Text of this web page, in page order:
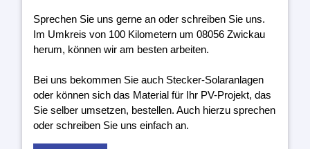
Sprechen Sie uns gerne an oder schreiben Sie uns.
Im Umkreis von 100 Kilometern um 08056 Zwickau
herum, können wir am besten arbeiten.
Bei uns bekommen Sie auch Stecker-Solaranlagen
oder können sich das Material für Ihr PV-Projekt, das
Sie selber umsetzen, bestellen. Auch hierzu sprechen
oder schreiben Sie uns einfach an.